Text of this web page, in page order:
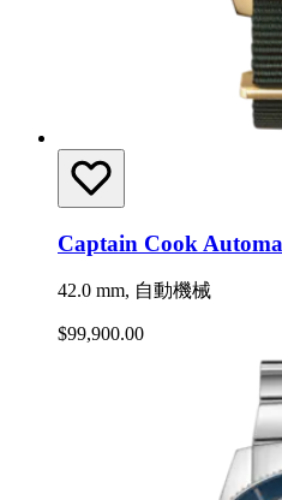
Captain Cook
42.0 mm, 自動機械
$99,900.00